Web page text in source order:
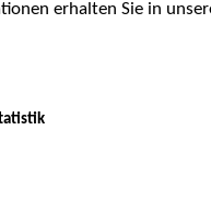
of use
erhalten Sie in